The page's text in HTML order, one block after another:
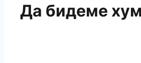
Да бидеме